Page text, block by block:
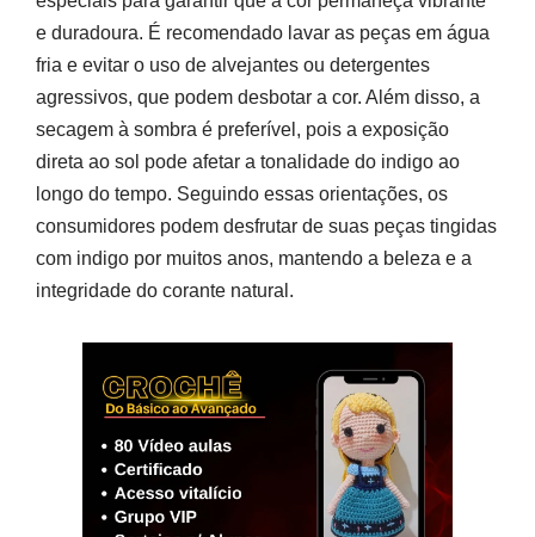
e duradoura. É recomendado lavar as peças em água
fria e evitar o uso de alvejantes ou detergentes
agressivos, que podem desbotar a cor. Além disso, a
secagem à sombra é preferível, pois a exposição
direta ao sol pode afetar a tonalidade do indigo ao
longo do tempo. Seguindo essas orientações, os
consumidores podem desfrutar de suas peças tingidas
com indigo por muitos anos, mantendo a beleza e a
integridade do corante natural.